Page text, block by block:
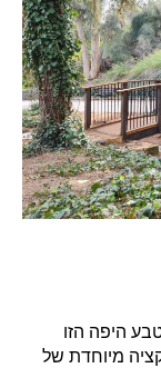
היפה הזו
מיוחדת של